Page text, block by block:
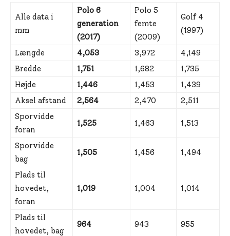
Alle data i
mm
Polo 6
generation
(2017)
Polo 5
femte
(2009)
Golf 4
(1997)
Længde 4,053 3,972
4,149
Bredde
1,751 1,682
1,735
Højde
1,446 1,453
1,439
Aksel afstand
2,564 2,470
2,511
Sporvidde
foran
1,525 1,463 1,513
Sporvidde
bag
1,505 1,456 1,494
Plads til
hovedet,
foran
1,019 1,004 1,014
Plads til
hovedet, bag
964 943 955